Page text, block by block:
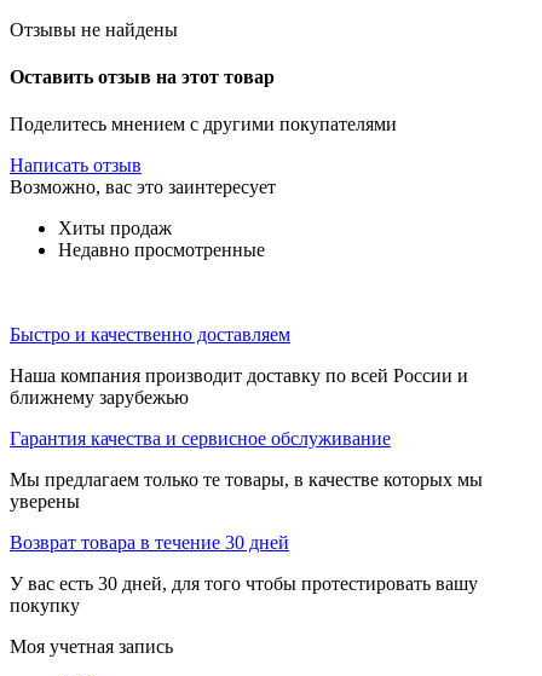
Отзывы не найдены
Оставить отзыв на этот товар
Поделитесь мнением с другими покупателями
Написать отзыв
Возможно, вас это заинтересует
Хиты продаж
Недавно просмотренные
Быстро и качественно доставляем
Наша компания производит доставку по всей России и
ближнему зарубежью
Гарантия качества и сервисное обслуживание
Мы предлагаем только те товары, в качестве которых мы
уверены
Возврат товара в течение 30 дней
У вас есть 30 дней, для того чтобы протестировать вашу
покупку
Моя учетная запись